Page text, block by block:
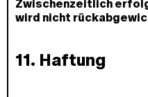
Zwischenzeitlich
wird nicht
11. Haftung